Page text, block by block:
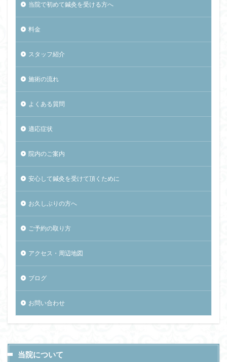
当院で初めて鍼灸を受ける方へ
料金
スタッフ紹介
施術の流れ
よくある質問
適応症状
院内のご案内
安心して鍼灸を受けて頂くために
お久しぶりの方へ
ご予約の取り方
アクセス・周辺地図
ブログ
お問い合わせ
当院について